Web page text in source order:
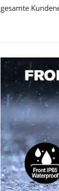
gesamte